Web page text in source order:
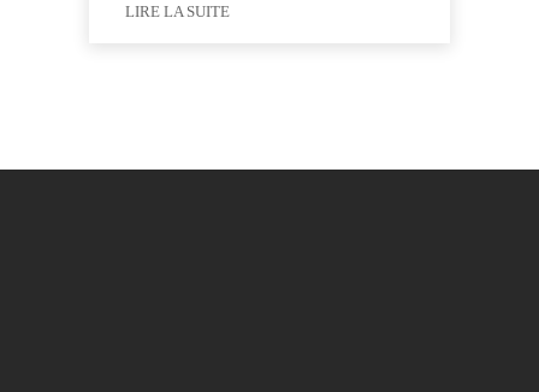
LIRE LA SUITE